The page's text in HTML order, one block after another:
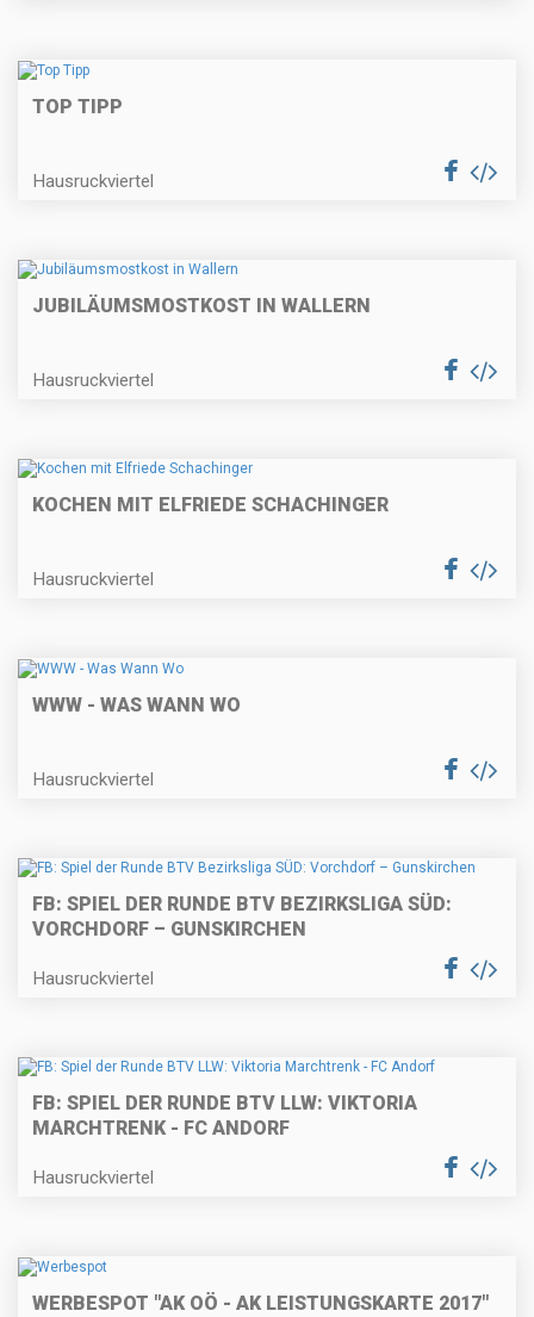
TOP TIPP
Hausruckviertel
JUBILÄUMSMOSTKOST IN WALLERN
Hausruckviertel
KOCHEN MIT ELFRIEDE SCHACHINGER
Hausruckviertel
WWW - WAS WANN WO
Hausruckviertel
FB: SPIEL DER RUNDE BTV BEZIRKSLIGA SÜD:
VORCHDORF – GUNSKIRCHEN
Hausruckviertel
FB: SPIEL DER RUNDE BTV LLW: VIKTORIA
MARCHTRENK - FC ANDORF
Hausruckviertel
WERBESPOT "AK OÖ - AK LEISTUNGSKARTE 2017"